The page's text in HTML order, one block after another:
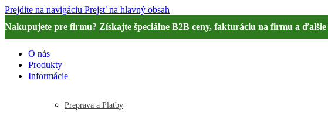
Prejdite na navigáciu Prejsť na hlavný obsah
Nakupujete pre firmu? Získajte špeciálne B2B ceny, fakturáciu na firmu a
O nás
Produkty
Informácie
Preprava a Platby